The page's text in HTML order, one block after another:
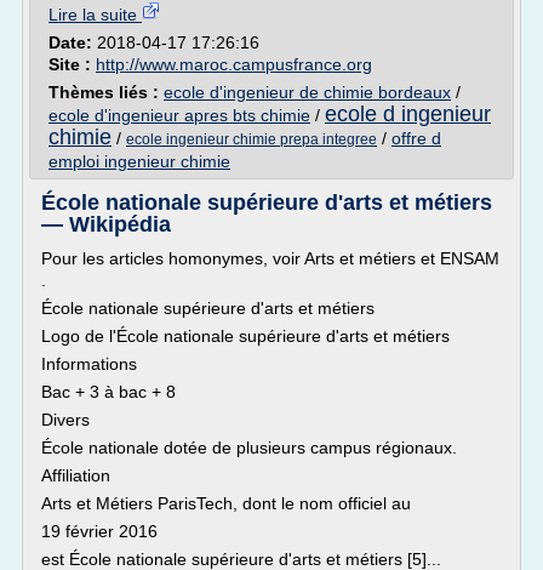
Lire la suite
Date: 2018-04-17 17:26:16
Site : http://www.maroc.campusfrance.org
Thèmes liés : ecole d'ingenieur de chimie bordeaux /
ecole d'ingenieur apres bts chimie / ecole d ingenieur
chimie / ecole ingenieur chimie prepa integree / offre d
emploi ingenieur chimie
École nationale supérieure d'arts et métiers
— Wikipédia
Pour les articles homonymes, voir Arts et métiers et ENSAM
École nationale supérieure d'arts et métiers
Logo de l'École nationale supérieure d'arts et métiers
Informations
Bac + 3 à bac + 8
Divers
École nationale dotée de plusieurs campus régionaux.
Affiliation
Arts et Métiers ParisTech, dont le nom officiel au
19 février 2016
est École nationale supérieure d'arts et métiers [5]...